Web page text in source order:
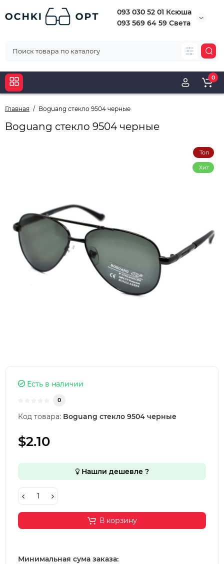
093 030 52 01 Ксюша
093 569 64 59 Света
0
Главная Boguang стекло 9504 черные
Boguang стекло 9504 черные
Топ
Хит
Есть в наличии
0
Код товара: Boguang стекло 9504 черные
$2.10
Нашли дешевле ?
В корзину
Минимальная сума заказа: